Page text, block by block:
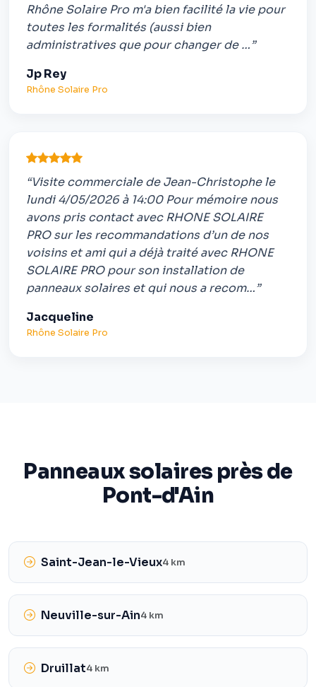
Rhône Solaire Pro m'a bien facilité la vie pour
toutes les formalités (aussi bien
administratives que pour changer de …”
Jp Rey
Rhône Solaire Pro
“Visite commerciale de Jean-Christophe le
lundi 4/05/2026 à 14:00 Pour mémoire nous
avons pris contact avec RHONE SOLAIRE
PRO sur les recommandations d’un de nos
voisins et ami qui a déjà traité avec RHONE
SOLAIRE PRO pour son installation de
panneaux solaires et qui nous a recom…”
Jacqueline
Rhône Solaire Pro
Panneaux solaires près de
Pont-d'Ain
Saint-Jean-le-Vieux4 km
Neuville-sur-Ain4 km
Druillat4 km